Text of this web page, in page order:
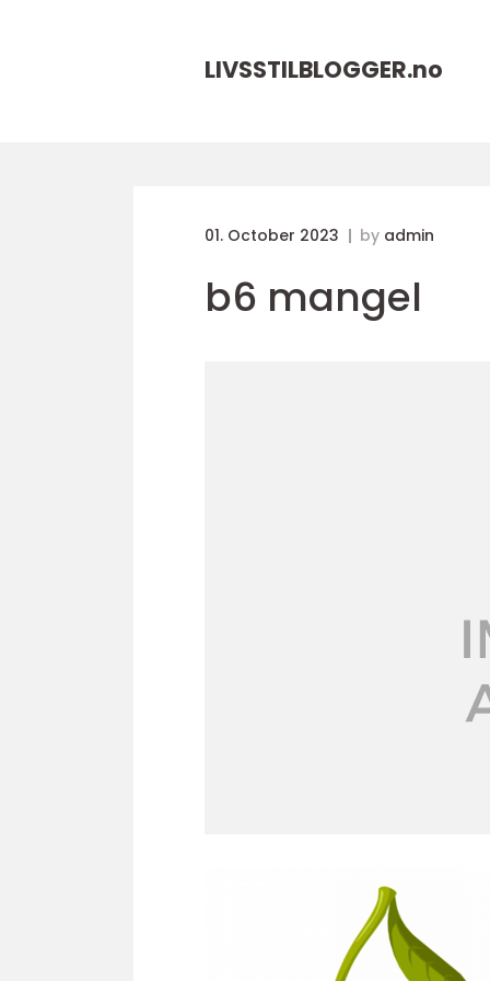
LIVSSTILBLOGGER.no
01. October 2023 by admin
b6 mangel